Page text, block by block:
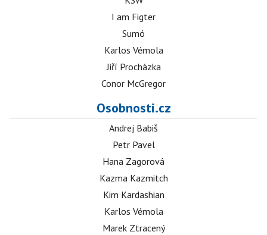
I am Figter
Sumó
Karlos Vémola
Jiří Procházka
Conor McGregor
Osobnosti.cz
Andrej Babiš
Petr Pavel
Hana Zagorová
Kazma Kazmitch
Kim Kardashian
Karlos Vémola
Marek Ztracený